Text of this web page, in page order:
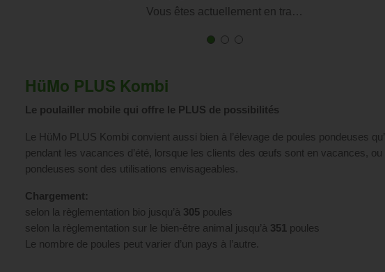
Vous êtes actuellement en tra…
First
Current
First
Current
First
Current
HüMo PLUS Kombi
Le poulailler mobile qui offre le PLUS de possibilités
Le HüMo PLUS Kombi convient aussi bien à l’élevage de poules pondeuses
pendant les vacances d’été, lorsque les clients des œufs sont en vacances,
pondeuses sont des utilisations envisageables.
Chargement:
selon la règlementation bio jusqu’à 305 poules
selon la règlementation sur le bien-être animal jusqu’à 351 poules
Le nombre de poules peut varier d’un pays à l’autre.